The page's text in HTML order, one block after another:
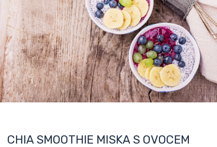
CHIA SMOOTHIE MISKA S OVOCEM